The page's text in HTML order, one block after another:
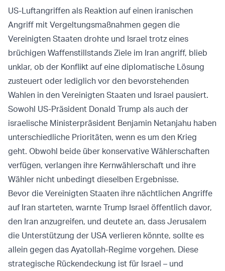
US-Luftangriffen als Reaktion auf einen iranischen
Angriff mit Vergeltungsmaßnahmen gegen die
Vereinigten Staaten drohte und Israel trotz eines
brüchigen Waffenstillstands Ziele im Iran angriff, blieb
unklar, ob der Konflikt auf eine diplomatische Lösung
zusteuert oder lediglich vor den bevorstehenden
Wahlen in den Vereinigten Staaten und Israel pausiert.
Sowohl US-Präsident Donald Trump als auch der
israelische Ministerpräsident Benjamin Netanjahu haben
unterschiedliche Prioritäten, wenn es um den Krieg
geht. Obwohl beide über konservative Wählerschaften
verfügen, verlangen ihre Kernwählerschaft und ihre
Wähler nicht unbedingt dieselben Ergebnisse.
Bevor die Vereinigten Staaten ihre nächtlichen Angriffe
auf Iran starteten, warnte Trump Israel öffentlich davor,
den Iran anzugreifen, und deutete an, dass Jerusalem
die Unterstützung der USA verlieren könnte, sollte es
allein gegen das Ayatollah-Regime vorgehen. Diese
strategische Rückendeckung ist für Israel – und